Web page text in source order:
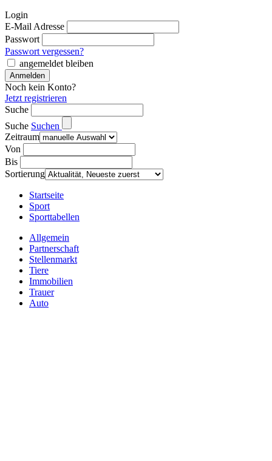
Login
E-Mail Adresse
Passwort
Passwort vergessen?
angemeldet bleiben
Noch kein Konto?
Jetzt registrieren
Suche
Suche Suchen
Zeitraum
Von
Bis
Sortierung
Startseite
Sport
Sporttabellen
Allgemein
Partnerschaft
Stellenmarkt
Tiere
Immobilien
Trauer
Auto